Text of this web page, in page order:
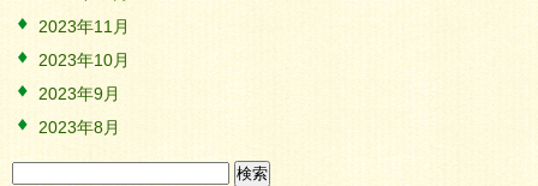
2023年11月
2023年10月
2023年9月
2023年8月